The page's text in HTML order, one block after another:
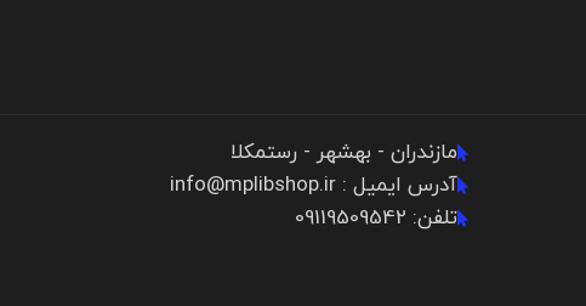
مازندران - بهشهر - رستمکلا
آدرس ایمیل : info@mplibshop.ir
تلفن: 09119509542​